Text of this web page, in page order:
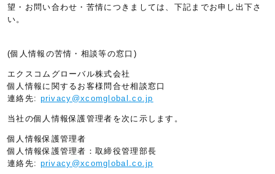
望・お問い合わせ・苦情につきましては、下記までお申し出下さ
い。
(個人情報の苦情・相談等の窓口)
エクスコムグローバル株式会社
個人情報に関するお客様問合せ相談窓口
連絡先: privacy@xcomglobal.co.jp
当社の個人情報保護管理者を次に示します。
個人情報保護管理者
個人情報保護管理者：取締役管理部長
連絡先: privacy@xcomglobal.co.jp